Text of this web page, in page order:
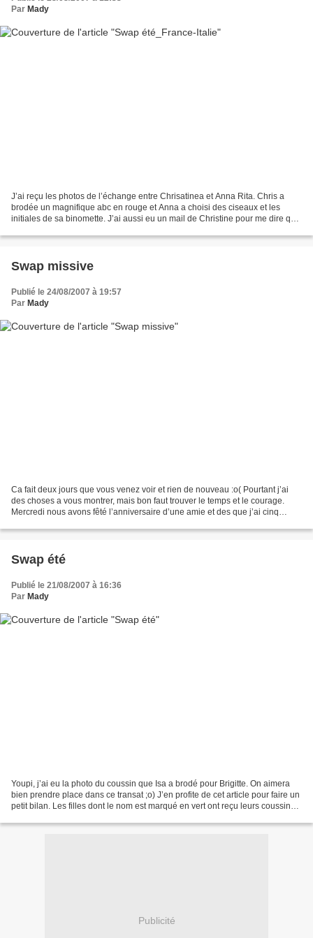
Par Mady
J’ai reçu les photos de l’échange entre Chrisatinea et Anna Rita. Chris a
brodée un magnifique abc en rouge et Anna a choisi des ciseaux et les
initiales de sa binomette. J’ai aussi eu un mail de Christine pour me dire que
Swap missive
Publié le 24/08/2007 à 19:57
Par Mady
Ca fait deux jours que vous venez voir et rien de nouveau :o( Pourtant j’ai
des choses a vous montrer, mais bon faut trouver le temps et le courage.
Mercredi nous avons fêté l’anniversaire d’une amie et des que j’ai cinq
Swap été
Publié le 21/08/2007 à 16:36
Par Mady
Youpi, j’ai eu la photo du coussin que Isa a brodé pour Brigitte. On aimera
bien prendre place dans ce transat ;o) J’en profite de cet article pour faire un
petit bilan. Les filles dont le nom est marqué en vert ont reçu leurs coussins,
Publicité